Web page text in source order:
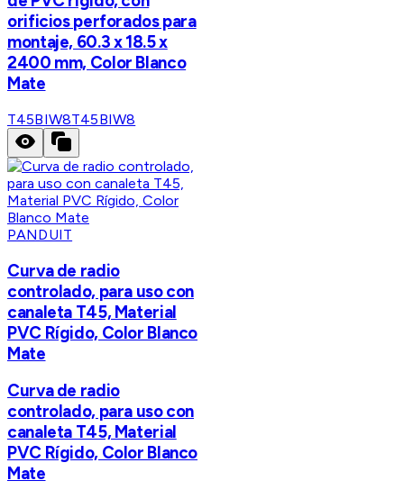
orificios perforados para
montaje, 60.3 x 18.5 x
2400 mm, Color Blanco
Mate
T45BIW8T45BIW8
PANDUIT
Curva de radio
controlado, para uso con
canaleta T45, Material
PVC Rígido, Color Blanco
Mate
Curva de radio
controlado, para uso con
canaleta T45, Material
PVC Rígido, Color Blanco
Mate